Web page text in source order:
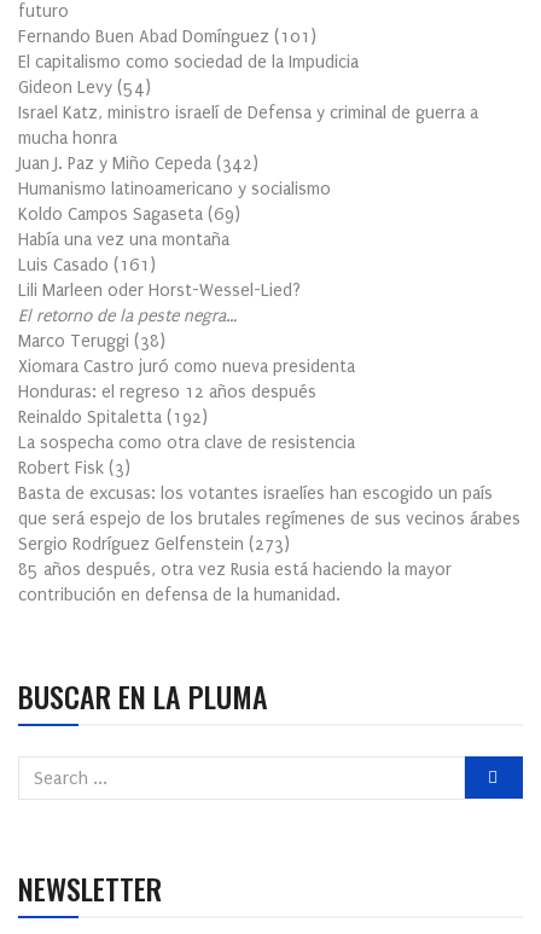
futuro
Fernando Buen Abad Domínguez (101 )
El capitalismo como sociedad de la Impudicia
Gideon Levy (54)
Israel Katz, ministro israelí de Defensa y criminal de guerra a
mucha honra
Juan J. Paz y Miño Cepeda (342)
Humanismo latinoamericano y socialismo
Koldo Campos Sagaseta (69)
Había una vez una montaña
Luis Casado (161 )
Lili Marleen oder Horst-Wessel-Lied?
El retorno de la peste negra…
Marco Teruggi (38)
Xiomara Castro juró como nueva presidenta
Honduras: el regreso 12 años después
Reinaldo Spitaletta (192)
La sospecha como otra clave de resistencia
Robert Fisk (3)
Basta de excusas: los votantes israelíes han escogido un país
que será espejo de los brutales regímenes de sus vecinos árabes
Sergio Rodríguez Gelfenstein (273)
85 años después, otra vez Rusia está haciendo la mayor
contribución en defensa de la humanidad.
BUSCAR EN LA PLUMA
NEWSLETTER